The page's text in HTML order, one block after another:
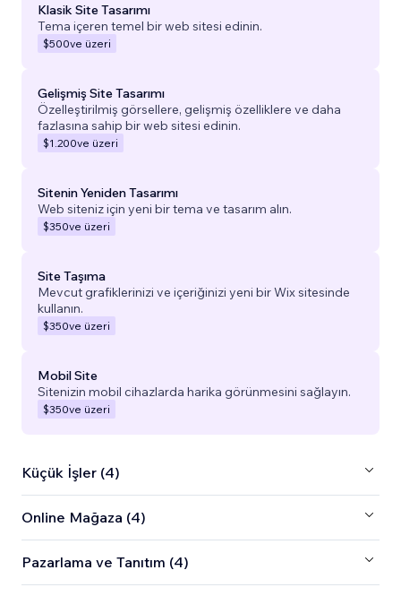
Klasik Site Tasarımı
Tema içeren temel bir web sitesi edinin.
$500ve üzeri
Gelişmiş Site Tasarımı
Özelleştirilmiş görsellere, gelişmiş özelliklere ve daha
fazlasına sahip bir web sitesi edinin.
$1.200ve üzeri
Sitenin Yeniden Tasarımı
Web siteniz için yeni bir tema ve tasarım alın.
$350ve üzeri
Site Taşıma
Mevcut grafiklerinizi ve içeriğinizi yeni bir Wix sitesinde
kullanın.
$350ve üzeri
Mobil Site
Sitenizin mobil cihazlarda harika görünmesini sağlayın.
$350ve üzeri
Küçük İşler (4)
Online Mağaza (4)
Pazarlama ve Tanıtım (4)